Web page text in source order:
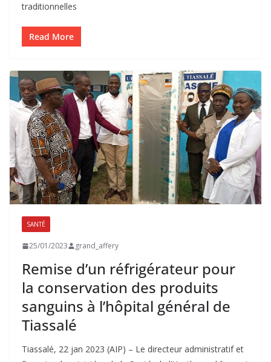
traditionnelles
Read More
SANTÉ
25/01/2023 grand_affery
Remise d’un réfrigérateur pour
la conservation des produits
sanguins à l’hôpital général de
Tiassalé
Tiassalé, 22 jan 2023 (AIP) – Le directeur administratif et